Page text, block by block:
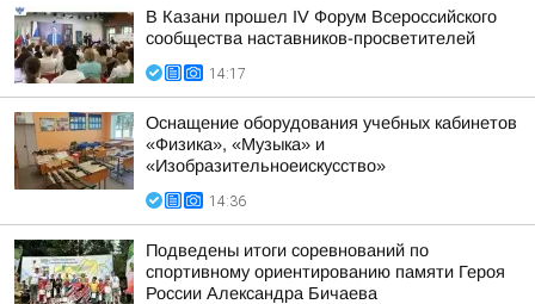
В Казани прошел IV Форум Всероссийского
сообщества наставников-просветителей
14:17
Оснащение оборудования учебных кабинетов
«Физика», «Музыка» и
«Изобразительноеискусство»
14:36
Подведены итоги соревнований по
спортивному ориентированию памяти Героя
России Александра Бичаева